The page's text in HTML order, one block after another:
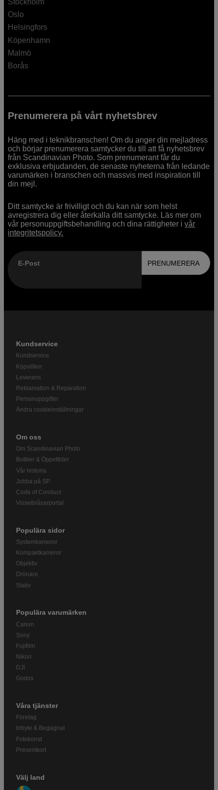
Stockholm
Oslo
Helsingfors
Köpenhamn
Malmö
Borås
Prenumerera på vårt nyhetsbrev
Häng med i teknikbranschen! Om du anger din mejladress
och börjar prenumerera samtycker du till att få nyhetsbrev
från Scandinavian Photo. Som prenumerant får du
exklusiva erbjudanden, de senaste nyheterna från ledande
varumärken i branschen och massvis med inspiration till
din mejl.
Ditt samtycke är frivilligt och du kan när som helst
avregistrera dig eller återkalla ditt samtycke. Läs mer om
vår personuppgiftsbehandling och dina rättigheter ivår
integritetspolicy.
E-Post PRENUMERERA
Kundservice
Kundservice
Köpvillkor
Leverans
Reklamation & Reparation
Personuppgifter
Ändra cookieinställningar
Om oss
Om Scandinavian Photo
Butiker & Öppettider
Vår historia
Jobba på SP
Code of Conduct
Visselblåsarportal
Populära sidor
Systemkameror
Kompaktkameror
Objektiv
Drönare
Stativ
Populära varumärken
Canon
Sony
Fujifilm
Nikon
DJI
Godox
Våra tjänster
Företag
Inbyte & Begagnat
Fotokonst
Presentkort
Välj land